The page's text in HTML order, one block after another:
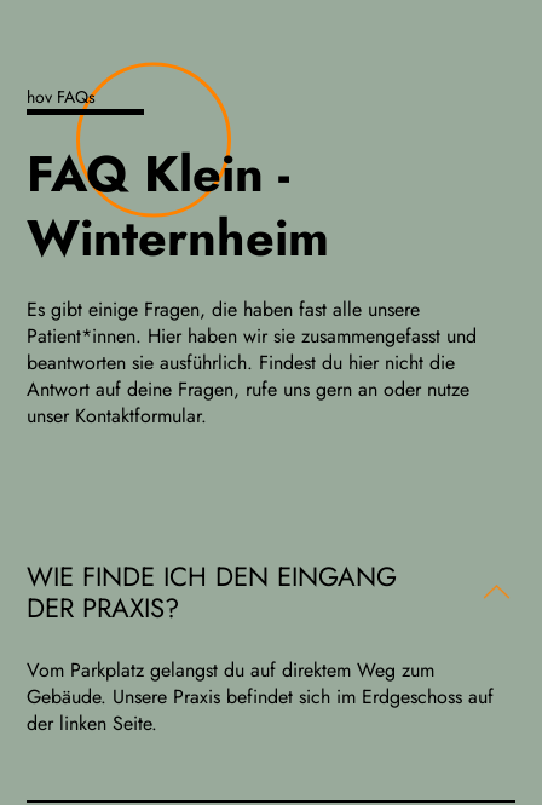
hov FAQs
FAQ Klein -
Winternheim
Es gibt einige Fragen, die haben fast alle unsere
Patient*innen. Hier haben wir sie zusammengefasst und
beantworten sie ausführlich. Findest du hier nicht die
Antwort auf deine Fragen, rufe uns gern an oder nutze
unser Kontaktformular.
WIE FINDE ICH DEN EINGANG
DER PRAXIS?
Vom Parkplatz gelangst du auf direktem Weg zum
Gebäude. Unsere Praxis befindet sich im Erdgeschoss auf
der linken Seite.